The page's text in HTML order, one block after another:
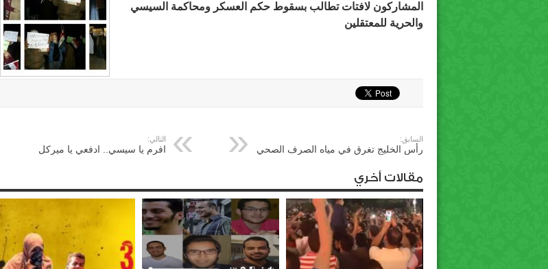
المشاركون لافتات تطالب بسقوط حكم العسكر ومحاكمة السيسي
والحرية للمعتقلين
السابق:
رأس الخليج تغرق في مياه الصرف الصحي
التالي:
افرم يا سيسي.. ادفعي يا ميركل
مقالات أخري